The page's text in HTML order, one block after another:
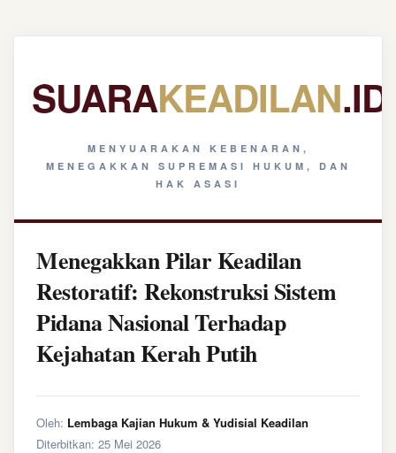
SUARAKEADILAN.ID
MENYUARAKAN KEBENARAN,
MENEGAKKAN SUPREMASI HUKUM, DAN
HAK ASASI
Menegakkan Pilar Keadilan
Restoratif: Rekonstruksi Sistem
Pidana Nasional Terhadap
Kejahatan Kerah Putih
Oleh: Lembaga Kajian Hukum & Yudisial Keadilan
Diterbitkan: 25 Mei 2026